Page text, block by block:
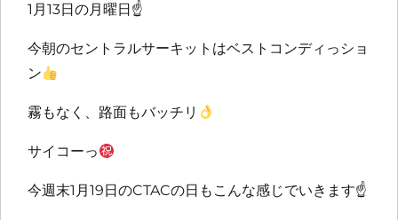
1月13日の月曜日☝️
今朝のセントラルサーキットはベストコンディっショ
ン
霧もなく、路面もバッチリ
サイコーっ
今週末1月19日のCTACの日もこんな感じでいきます☝️